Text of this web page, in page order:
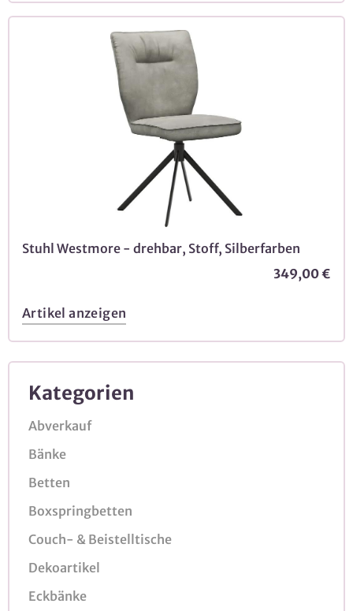
Kategorien
Abverkauf
Bänke
Betten
Boxspringbetten
Couch- & Beistelltische
Dekoartikel
Eckbänke
Stuhl Westmore - drehbar, Stoff, Silberfarben
349,00 €
Artikel anzeigen